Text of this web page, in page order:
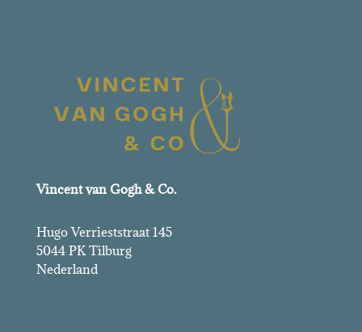
Vincent van Gogh & Co.
Hugo Verrieststraat 145
5044 PK Tilburg
Nederland